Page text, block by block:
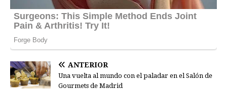
ANTERIOR
Una vuelta al mundo con el paladar en el Salón de
Gourmets de Madrid